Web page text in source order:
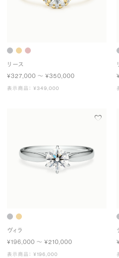
リース
¥327,000 〜 ¥350,000
表示商品： ¥349,000
ヴィラ
¥196,000 〜 ¥210,000
表示商品： ¥196,000